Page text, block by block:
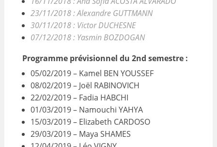
VALORISATION
ARCHIVES
23/11/2018 : Alexandre GUTTMANN
30/11/2018 : Victor DUCHESNE
07/12/2018 : Yasmin BOZDOGAN
Programme prévisionnel du 2nd semestre :
05/02/2019 – Kamel BEN YOUSSEF
08/02/2019 – Joël RABINOVICH
22/02/2019 – Fadia HABCHI
01/03/2019 – Namouchi YAHYA
15/03/2019 – Elizabeth CARDOSO
29/03/2019 – Maya SHAMES